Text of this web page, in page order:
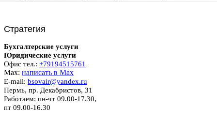
Стратегия
Бухгалтерские услуги
Юридические услуги
Офис тел.: +79194515761
Мах: написать в Мах
E-mail: bsovair@yandex.ru
Пермь, пр. Декабристов, 31
Работаем: пн-чт 09.00-17.30,
пт 09.00-16.30